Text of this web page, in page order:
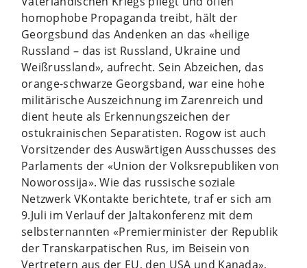
homophobe Propaganda treibt, hält der
Georgsbund das Andenken an das «heilige
Russland – das ist Russland, Ukraine und
Weißrussland», aufrecht. Sein Abzeichen, das
orange-schwarze Georgsband, war eine hohe
militärische Auszeichnung im Zarenreich und
dient heute als Erkennungszeichen der
ostukrainischen Separatisten. Rogow ist auch
Vorsitzender des Auswärtigen Ausschusses des
Parlaments der «Union der Volksrepubliken von
Noworossija». Wie das russische soziale
Netzwerk VKontakte berichtete, traf er sich am
9.Juli im Verlauf der Jaltakonferenz mit dem
selbsternannten «Premierminister der Republik
der Transkarpatischen Rus, im Beisein von
Vertretern aus der EU, den USA und Kanada»,